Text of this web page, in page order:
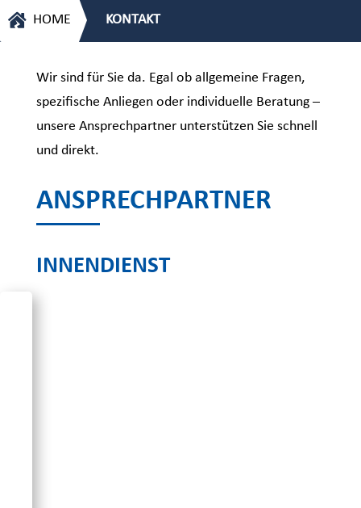
 HOME KONTAKT
Wir sind für Sie da. Egal ob allgemeine Fragen,
spezifische Anliegen oder individuelle Beratung –
unsere Ansprechpartner unterstützen Sie schnell
und direkt.
ANSPRECHPARTNER
INNENDIENST